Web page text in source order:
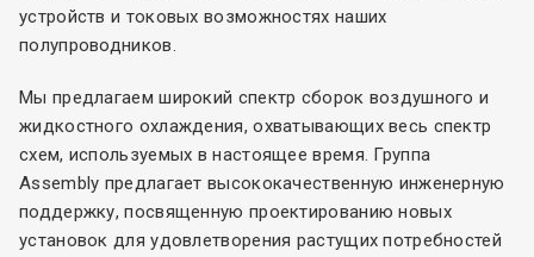
устройств и токовых возможностях наших
полупроводников.
Мы предлагаем широкий спектр сборок воздушного и
жидкостного охлаждения, охватывающих весь спектр
схем, используемых в настоящее время. Группа
Assembly предлагает высококачественную инженерную
поддержку, посвященную проектированию новых
установок для удовлетворения растущих потребностей